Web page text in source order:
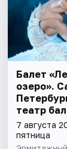
Балет
озеро».
театр
П.И.
7 августа
пятница